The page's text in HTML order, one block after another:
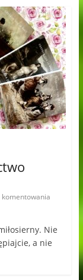
Nie
a nie